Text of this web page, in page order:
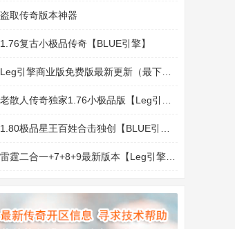
盗取传奇版本神器
1.76复古小极品传奇【BLUE引擎】